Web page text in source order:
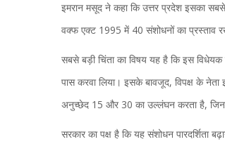
इमरान मसूद ने कहा कि उत्तर प्रदेश इसका
वक्फ एक्ट 1995 में 40 संशोधनों का प्रस्ताव
सबसे बड़ी चिंता का विषय यह है कि इस
पास करवा लिया। इसके बावजूद, विपक्ष के
अनुच्छेद 15 और 30 का उल्लंघन करता है, जिनमें
सरकार का पक्ष है कि यह संशोधन